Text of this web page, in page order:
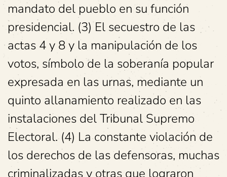
mandato del pueblo en su función
presidencial. (3) El secuestro de las
actas 4 y 8 y la manipulación de los
votos, símbolo de la soberanía popular
expresada en las urnas, mediante un
quinto allanamiento realizado en las
instalaciones del Tribunal Supremo
Electoral. (4) La constante violación de
los derechos de las defensoras, muchas
criminalizadas y otras que lograron